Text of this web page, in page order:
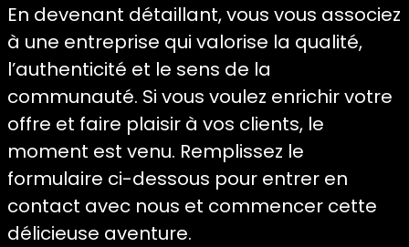
En devenant détaillant, vous vous associez
à une entreprise qui valorise la qualité,
l’authenticité et le sens de la
communauté. Si vous voulez enrichir votre
offre et faire plaisir à vos clients, le
moment est venu. Remplissez le
formulaire ci-dessous pour entrer en
contact avec nous et commencer cette
délicieuse aventure.